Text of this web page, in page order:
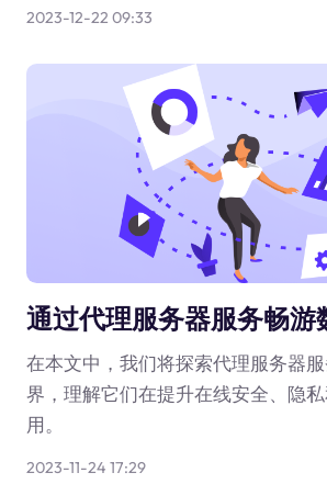
2023-12-22 09:33
通过代理服务器服务畅游
在本文中，我们将探索代理服务器
界，理解它们在提升在线安全、隐
用。
2023-11-24 17:29